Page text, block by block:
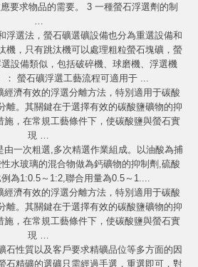
要求物品的需要。 3 一種螢石浮選劑的制
浮選法，螢石礦選礦設備也分為重選設備和
機，只有跳汰機可以處理粗粒螢石塊礦，螢
設備類似，包括破碎機、球磨機、浮選機
： 螢石礦浮選工藝流程可適用于 ...
經濟有效的浮選分離方法，特別適用于碳酸
離。其關鍵在于選擇有效的碳酸鹽礦物的抑
施，在常規工藝條件下，使碳酸鹽與螢石實
現 …
由一次粗選,多次精選作業組成。以油酸為捕
水玻璃的混合物做為鈣礦物的抑制劑,硫酸
為1:0.5～1:2,聯合用量為0.5～1....
經濟有效的浮選分離方法，特別適用于碳酸
離。其關鍵在于選擇有效的碳酸鹽礦物的抑
施，在常規工藝條件下，使碳酸鹽與螢石實
現 …
石性質以及客戶要求精礦品位等多方面的因
石精礦的選礦只需經過手選，重選即可，對